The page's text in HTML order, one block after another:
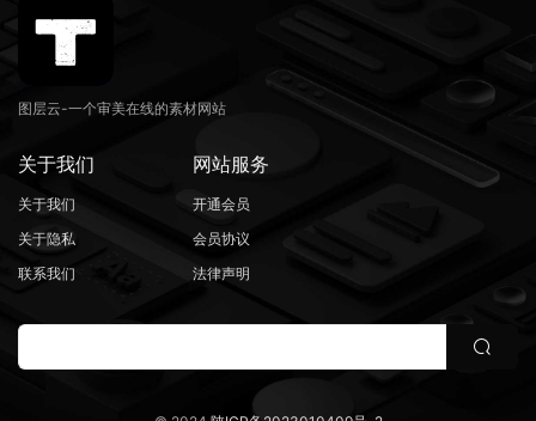
图层云-一个审美在线的素材网站
关于我们
关于我们
关于隐私
联系我们
网站服务
开通会员
会员协议
法律声明